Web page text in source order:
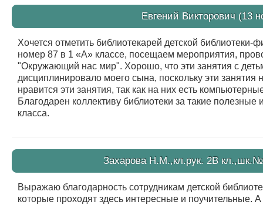
Евгений Викторович (13
Хочется отметить библиотекарей детской
номер 87 в 1 «А» классе, посещаем мероприятия,
"Окружающий нас мир". Хорошо, что эти занятия с
дисциплинировало моего сына, поскольку эти
нравится эти занятия, так как на них есть
Благодарен коллективу библиотеки за такие
класса.
Захарова Н.М.,кл.рук. 2В
Выражаю благодарность сотрудникам детской
которые проходят здесь интересные и поучительные.